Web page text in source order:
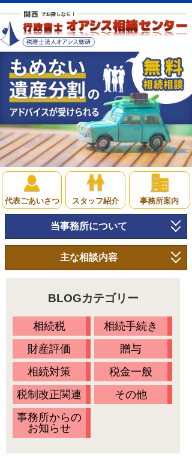
代表ごあいさつ スタッフ紹介 事務所案内
当事務所について
トップページ
相続の流れ
当事務所に依頼するメリット
無料相談会・セミナー情報
Ｑ&Ａ
お客様の声
プライバシーポリシー
主な相談内容
相続方法の決定
相続放棄
相続税の申告
BLOGカテゴリー
相続税
相続手続き
財産評価
贈与
相続対策
税金一般
税制改正関連
その他
事務所からの
お知らせ